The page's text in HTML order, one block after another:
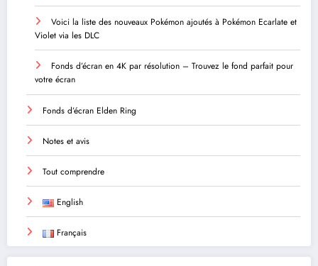
Voici la liste des nouveaux Pokémon ajoutés à Pokémon Ecarlate et
Violet via les DLC
Fonds d’écran en 4K par résolution – Trouvez le fond parfait pour
votre écran
Fonds d’écran Elden Ring
Notes et avis
Tout comprendre
English
Français